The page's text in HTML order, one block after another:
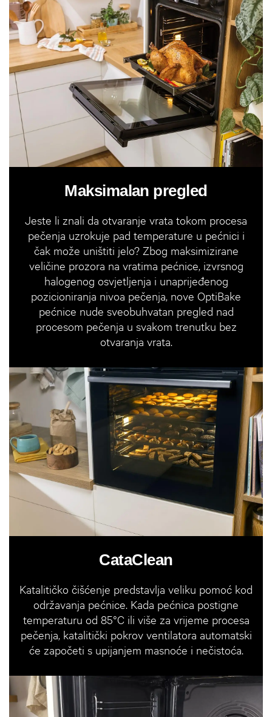
Maksimalan pregled
Jeste li znali da otvaranje vrata tokom procesa
pečenja uzrokuje pad temperature u pećnici i
čak može uništiti jelo? Zbog maksimizirane
veličine prozora na vratima pećnice, izvrsnog
halogenog osvjetljenja i unaprijeđenog
pozicioniranja nivoa pečenja, nove OptiBake
pećnice nude sveobuhvatan pregled nad
procesom pečenja u svakom trenutku bez
otvaranja vrata.
CataClean
Katalitičko čišćenje predstavlja veliku pomoć kod
održavanja pećnice. Kada pećnica postigne
temperaturu od 85°C ili više za vrijeme procesa
pečenja, katalitički pokrov ventilatora automatski
će započeti s upijanjem masnoće i nečistoća.